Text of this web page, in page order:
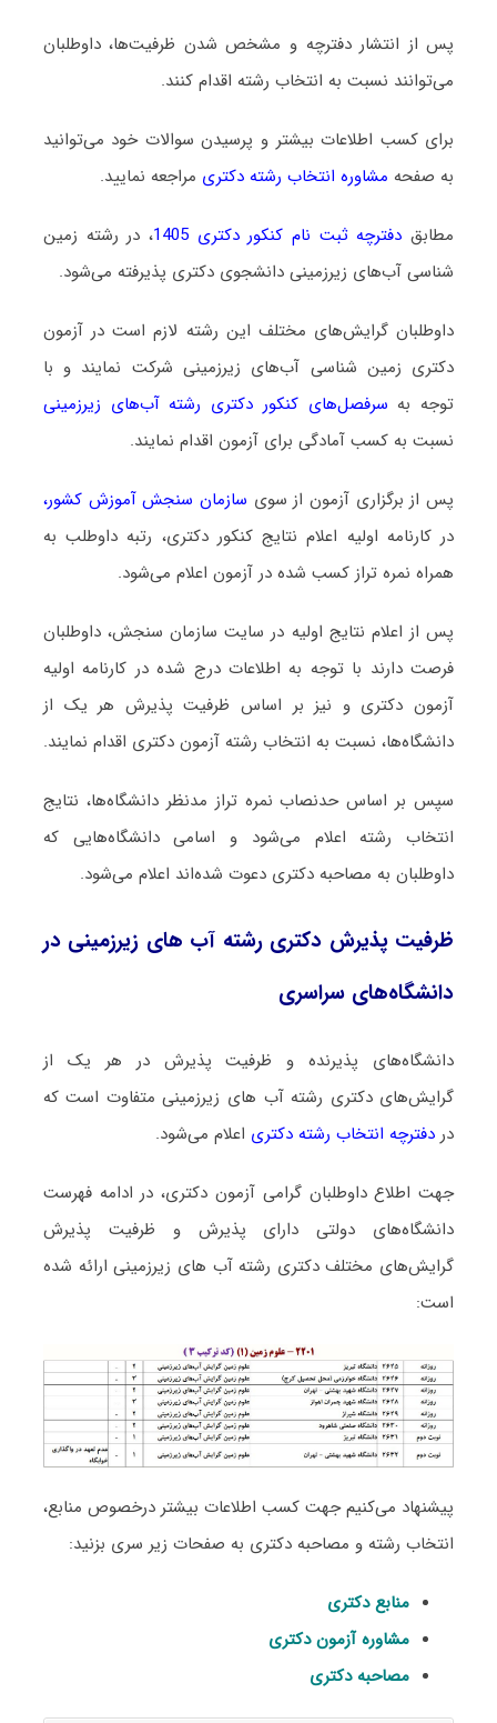
پس از انتشار دفترچه و مشخص شدن ظرفیت‌ها، داوطلبان
می‌توانند نسبت به انتخاب رشته اقدام کنند.
برای کسب اطلاعات بیشتر و پرسیدن سوالات خود می‌توانید
به صفحه مشاوره انتخاب رشته دکتری مراجعه نمایید.
مطابق دفترچه ثبت نام کنکور دکتری 1405
، در رشته زمین
شناسی آب‌ﻫﺎی زﻳﺮزمینی دانشجوی دکتری پذیرفته می‌شود.
داوطلبان گرایش‌های مختلف این رشته لازم است در آزمون
دکتری زمین شناسی آب‌ﻫﺎی زﻳﺮزمینی شرکت نمایند و با
توجه به سرفصل‌های کنکور دکتری رشته آب‌ﻫﺎی زﻳﺮزمینی
نسبت به کسب آمادگی برای آزمون اقدام نمایند.
پس از برگزاری آزمون از سوی سازمان سنجش آموزش کشور،
در کارنامه اولیه اعلام نتایج کنکور دکتری، رتبه داوطلب به
همراه نمره تراز کسب شده در آزمون اعلام می‌شود.
پس از اعلام نتایج اولیه در سایت سازمان سنجش، داوطلبان
فرصت دارند با توجه به اطلاعات درج شده در کارنامه اولیه
آزمون دکتری و نیز بر اساس ظرفیت پذیرش هر یک از
دانشگاه‌ها، نسبت به انتخاب رشته آزمون دکتری اقدام نمایند.
سپس بر اساس حدنصاب نمره تراز مدنظر دانشگاه‌ها، نتایج
انتخاب رشته اعلام می‌شود و اسامی دانشگاه‌هایی که
داوطلبان به مصاحبه دکتری دعوت شده‌اند اعلام می‌شود.
ظرفیت پذیرش دکتری رشته آب ﻫﺎی زﻳﺮزمینی در
دانشگاه‌های سراسری
دانشگاه‌های پذیرنده و ظرفیت پذیرش در هر یک از
گرایش‌های دکتری رشته آب ﻫﺎی زﻳﺮزمینی متفاوت است که
در دفترچه انتخاب رشته دکتری اعلام می‌شود.
جهت اطلاع داوطلبان گرامی آزمون دکتری، در ادامه فهرست
دانشگاه‌های دولتی دارای پذیرش و ظرفیت پذیرش
گرایش‌های مختلف دکتری رشته آب ﻫﺎی زﻳﺮزمینی ارائه شده
است:
پیشنهاد می‌کنیم جهت کسب اطلاعات بیشتر درخصوص منابع،
انتخاب رشته و مصاحبه دکتری به صفحات زیر سری بزنید:
منابع دکتری
مشاوره آزمون دکتری
مصاحبه دکتری